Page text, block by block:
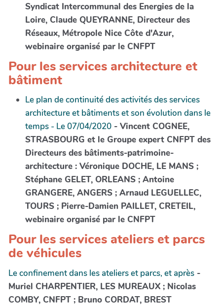
Syndicat Intercommunal des Energies de la
Loire, Claude QUEYRANNE, Directeur des
Réseaux, Métropole Nice Côte d'Azur,
webinaire organisé par le CNFPT
Pour les services architecture et
bâtiment
Le plan de continuité des activités des services
architecture et bâtiments et son évolution dans le
temps - Le 07/04/2020 - Vincent COGNEE,
STRASBOURG et le Groupe expert CNFPT des
Directeurs des bâtiments-patrimoine-
architecture : Véronique DOCHE, LE MANS ;
Stéphane GELET, ORLEANS ; Antoine
GRANGERE, ANGERS ; Arnaud LEGUELLEC,
TOURS ; Pierre-Damien PAILLET, CRETEIL,
webinaire organisé par le CNFPT
Pour les services ateliers et parcs
de véhicules
Le confinement dans les ateliers et parcs, et après -
Muriel CHARPENTIER, LES MUREAUX ; Nicolas
COMBY, CNFPT ; Bruno CORDAT, BREST